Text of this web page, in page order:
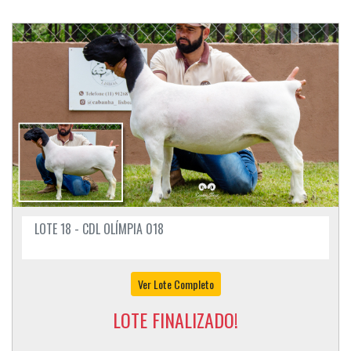
LOTE 18 - CDL OLÍMPIA 018
Ver Lote Completo
LOTE FINALIZADO!